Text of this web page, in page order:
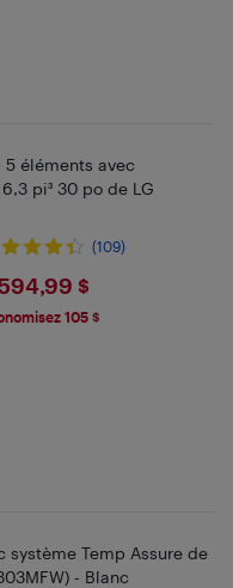
éléments avec
pi³ 30 po de LG
(109)
$
105 $
Temp Assure de
- Blanc